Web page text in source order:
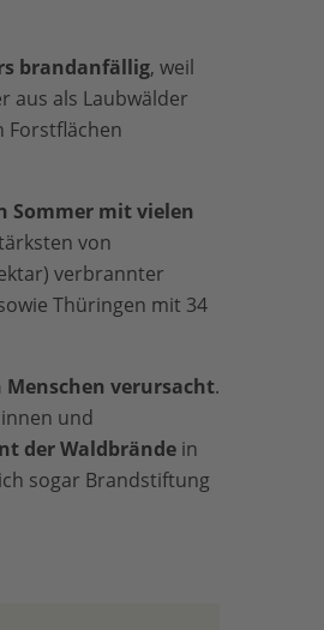
brandanfällig, weil
aus als Laubwälder
Forstflächen
Sommer mit vielen
von
verbrannter
Thüringen mit 34
verursacht.
und
der Waldbrändein
sogar Brandstiftung